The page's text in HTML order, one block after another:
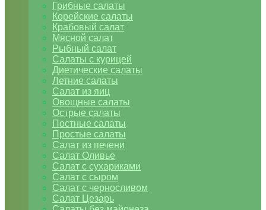
Грибные салаты
Корейские салаты
Крабовый салат
Мясной салат
Рыбный салат
Салаты с курицей
Диетические салаты
Летние салаты
Салат из яиц
Овощные салаты
Острые салаты
Постные салаты
Простые салаты
Салат из печени
Салат Оливье
Салат с сухариками
Салат с сыром
Салат с черносливом
Салат Цезарь